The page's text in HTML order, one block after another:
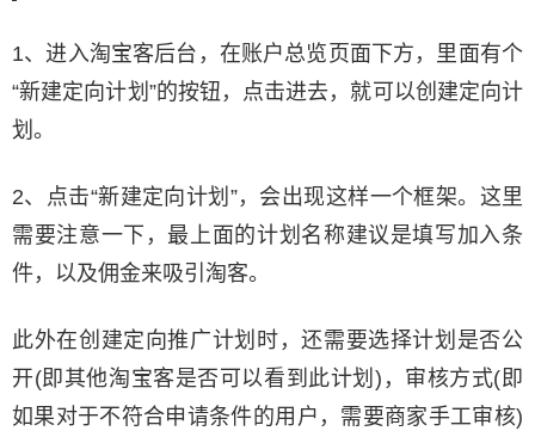
1、进入淘宝客后台，在账户总览页面下方，里面有个
“新建定向计划”的按钮，点击进去，就可以创建定向计
划。
2、点击“新建定向计划”，会出现这样一个框架。这里
需要注意一下，最上面的计划名称建议是填写加入条
件，以及佣金来吸引淘客。
此外在创建定向推广计划时，还需要选择计划是否公
开(即其他淘宝客是否可以看到此计划)，审核方式(即
如果对于不符合申请条件的用户，需要商家手工审核)